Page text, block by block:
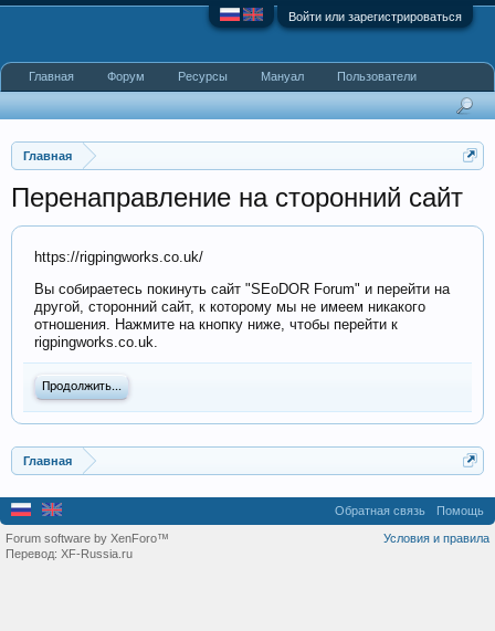
Войти или зарегистрироваться
Главная
Перенаправление на сторонний сайт
https://rigpingworks.co.uk/
Вы собираетесь покинуть сайт "SEoDOR Forum" и перейти на
другой, сторонний сайт, к которому мы не имеем никакого
отношения. Нажмите на кнопку ниже, чтобы перейти к
rigpingworks.co.uk.
Продолжить...
Главная
Главная Форум Ресурсы Мануал Пользователи
Обратная связь Помощь
Условия и правила
Forum software by XenForo™
Перевод: XF-Russia.ru